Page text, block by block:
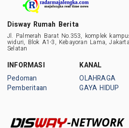
Disway Rumah Berita
Jl. Palmerah Barat No.353, komplek
widuri, Blok A1-3, Kebayoran Lama, Jakarta
Selatan
INFORMASI
Pedoman
Pemberitaan
KANAL
OLAHRAGA
GAYA HIDUP